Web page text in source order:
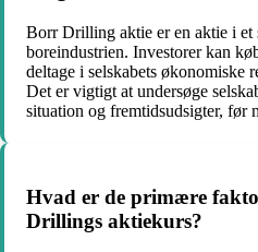
Borr Drilling aktie er en aktie i et
boreindustrien. Investorer kan
deltage i selskabets økonomiske
Det er vigtigt at undersøge
situation og fremtidsudsigter, før
Hvad er de primære
Drillings aktiekurs?